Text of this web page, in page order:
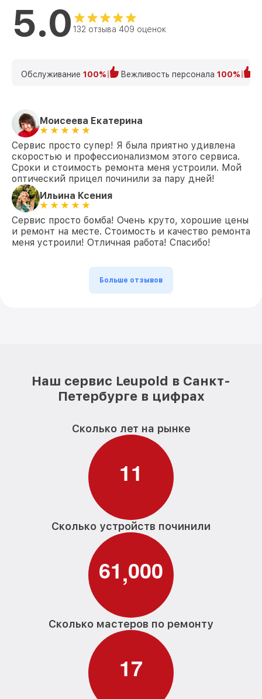
5.0 132 отзыва 409 оценок
Обслуживание 100% Вежливость персонала 100%
Моисеева Екатерина
Сервис просто супер! Я была приятно удивлена
скоростью и профессионализмом этого сервиса.
Сроки и стоимость ремонта меня устроили. Мой
оптический прицел починили за пару дней!
Ильина Ксения
Сервис просто бомба! Очень круто, хорошие цены
и ремонт на месте. Стоимость и качество ремонта
меня устроили! Отличная работа! Спасибо!
Больше отзывов
Наш сервис Leupold в Санкт-
Петербурге в цифрах
Сколько лет на рынке
11
Сколько устройств починили
61,000
Сколько мастеров по ремонту
17